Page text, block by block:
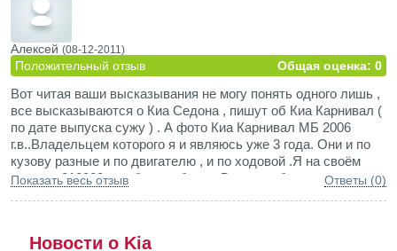
Алексей (08-12-2011)
Положительный отзыв Общая оценка: 0
Вот читая ваши высказывания не могу понять одного лишь ,
все высказываются о Киа Седона , пишут об Киа Карнивал (
по дате выпуска сужу ) . А фото Киа Карнивал МБ 2006
г.в..Владельцем которого я и являюсь уже 3 года. Они и по
кузову разные и по двигателю , и по ходовой .Я на своём
прошол 210000км и без проблем . Вопросы будут пишите
Показать весь отзыв Ответы (0)
Новости о Kia